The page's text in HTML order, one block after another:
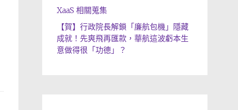
XaaS 相關蒐集
【賀】行政院長解鎖「廉航包機」隱藏
成就！先爽飛再匯款，華航這波虧本生
意做得很「功德」？